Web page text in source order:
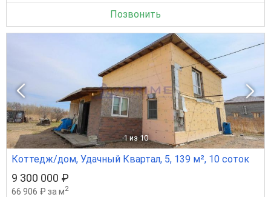
Позвонить
1 из 10
Коттедж/дом, Удачный Квартал, 5, 139 м², 10 соток
9 300 000 ₽
66 906 ₽ за м2